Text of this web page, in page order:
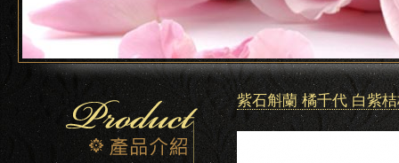
紫石斛蘭 橘千代 白紫